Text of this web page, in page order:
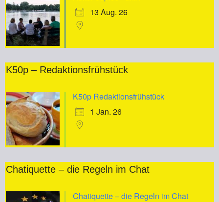
13 Aug. 26
K50p – Redaktionsfrühstück
K50p Redaktionsfrühstück
1 Jan. 26
Chatiquette – die Regeln im Chat
Chatiquette – die Regeln im Chat